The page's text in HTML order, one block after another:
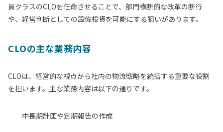
員クラスのCLOを任命させることで、部門横断的な改革の断行
や、経営判断としての設備投資を可能にする狙いがあります。
CLOの主な業務内容
CLOは、経営的な視点から社内の物流戦略を統括する重要な役割
を担います。主な業務内容は以下の通りです。
中長期計画や定期報告の作成